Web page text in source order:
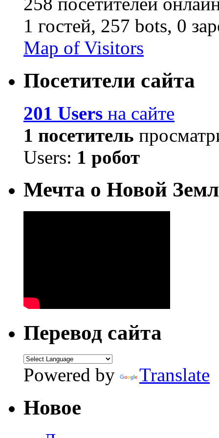
1 гостей, 257 bots, 0
Map of Visitors
Посетители сайта
201 Users на сайте
1 посетитель
Users: 1 робот
Мечта о Новой
Перевод сайта
Powered by Translate
Новое